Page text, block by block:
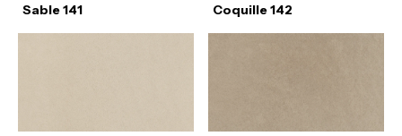
Sable 141 Coquille 142